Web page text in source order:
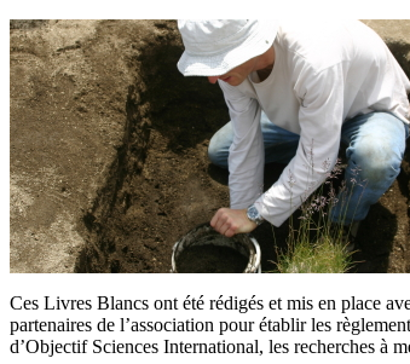
Ces Livres Blancs ont été rédigés et mis en place
partenaires de l’association pour établir les
d’Objectif Sciences International, les recherches à